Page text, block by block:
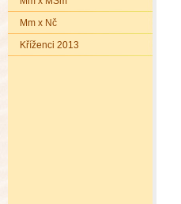
Mm x Nč
Kříženci 2013